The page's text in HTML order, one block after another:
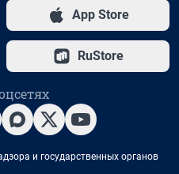
App Store
RuStore
и государственных органов